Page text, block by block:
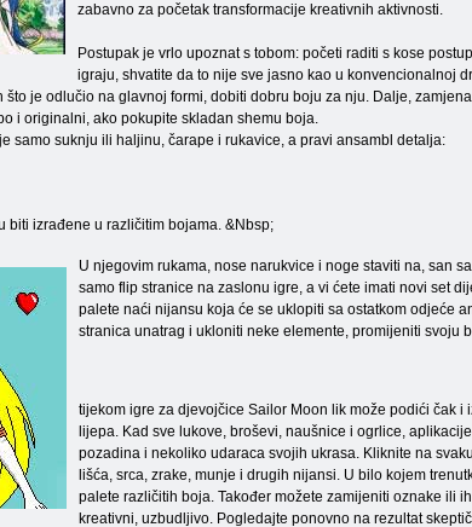
zabavno za početak transformacije kreativnih aktivnosti.
Postupak je vrlo upoznat s tobom: početi raditi s kose
igraju, shvatite da to nije sve jasno kao u konvencionalnoj
je odlučio na glavnoj formi, dobiti dobru boju za nju. Dalje,
i originalni, ako pokupite skladan shemu boja.
samo suknju ili haljinu, čarape i rukavice, a pravi ansambl detalja:
biti izrađene u različitim bojama. &Nbsp;
U njegovim rukama, nose narukvice i noge staviti na, san
samo flip stranice na zaslonu igre, a vi ćete imati novi set
palete naći nijansu koja će se uklopiti sa ostatkom odjeće
stranica unatrag i ukloniti neke elemente, promijeniti svoju
tijekom igre za djevojčice Sailor Moon lik može podići čak
lijepa. Kad sve lukove, broševi, naušnice i ogrlice,
pozadina i nekoliko udaraca svojih ukrasa. Kliknite na
lišća, srca, zrake, munje i drugih nijansi. U bilo kojem
palete različitih boja. Također možete zamijeniti oznake ili
kreativni, uzbudljivo. Pogledajte ponovno na rezultat